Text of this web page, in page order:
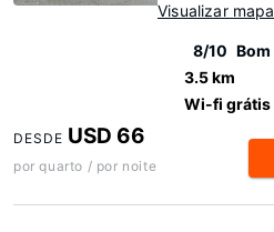
Visualizar mapa
8/10 Bom
3.5 km
Wi-fi grátis
DESDE USD 66
por quarto / por noite